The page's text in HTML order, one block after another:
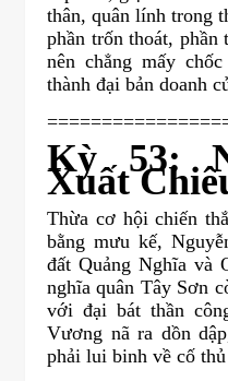
thân, quân lính trong
phần trốn thoát, phần
nên chẳng mấy
thành đại bản doanh
Kỳ 53:
Xuất
Thừa cơ hội chiến
bằng mưu kế,
đất Quảng Nghĩa và
nghĩa quân Tây Sơn
với đại bát thần
Vương nã ra dồn
phải lui binh về cố